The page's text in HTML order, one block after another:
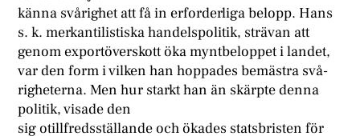
känna svårighet att få in erforderliga belopp. Hans
s. k. merkantilistiska handelspolitik, strävan att
genom exportöverskott öka myntbeloppet i landet,
var den form i vilken han hoppades bemästra svå-
righeterna. Men hur starkt han än skärpte denna
politik, visade den
sig otillfredsställande och ökades statsbristen för